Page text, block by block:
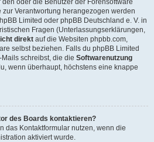
oder die Benutzer der Forensoftware
Verantwortung herangezogen werden
Limited oder phpBB Deutschland e. V. in
Fragen (Unterlassungserklärungen,
direkt auf die Websiten phpbb.com,
selbst beziehen. Falls du phpBB Limited
schreibst, die die Softwarenutzung
wenn überhaupt, höchstens eine knappe
des Boards kontaktieren?
das Kontaktformular nutzen, wenn die
aktiviert wurde.